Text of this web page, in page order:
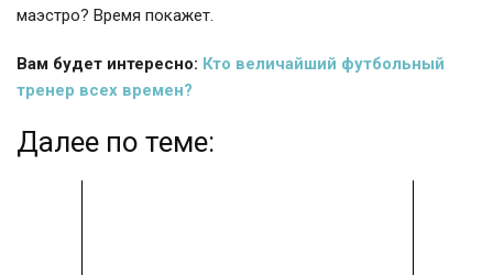
маэстро? Время покажет.
Вам будет интересно: Кто величайший футбольный
тренер всех времен?
Далее по теме: